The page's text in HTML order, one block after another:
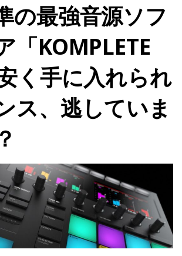
の最強音源ソフ
「KOMPLETE
く手に入れられ
ス、逃していま